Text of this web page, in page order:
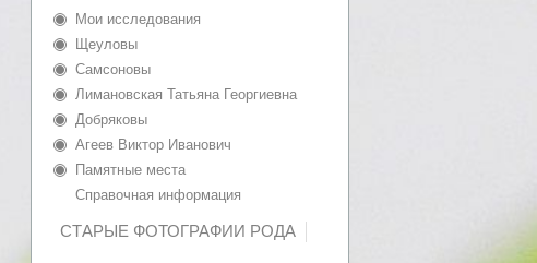
Мои исследования
Щеуловы
Самсоновы
Лимановская Татьяна Георгиевна
Добряковы
Агеев Виктор Иванович
Памятные места
Справочная информация
СТАРЫЕ ФОТОГРАФИИ РОДА